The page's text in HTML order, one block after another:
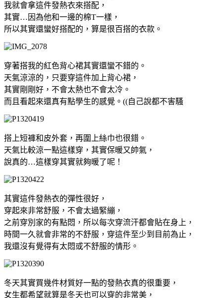
我就會拿這件發熱衣來搭配，
其實…因為他和一邊的棉T一樣，
所以其實還蠻好搭配的，算是很百搭的衣款。
穿著搭我的紅色背心裙其實還蠻不錯的。
天氣涼涼的，只要穿這件加上背心裙，
其實剛剛好，不會太熱也不會太冷。
而且看起來還真有點學生的感覺。((自己說都不害騷
搭上短褲和皮外套，再圍上絲巾也很錯。
天氣比較涼一點這樣穿，其實保暖又帥氣，
說真的…這樣穿其實就夠暖了呢！
其實這件發熱衣的彈性很好，
穿起來非常舒服，不會太過緊繃，
之前穿別家的有點悶，所以每次穿流汗都會貼在身上，
時間一久就會非常的不舒服，穿這件至少到目前為止，
我還沒有覺得有太悶或不舒服的情形。
冬天其實買幾件材質好一點的發熱衣真的很重要，
女生都希望就算是冬天也可以穿的非常美，